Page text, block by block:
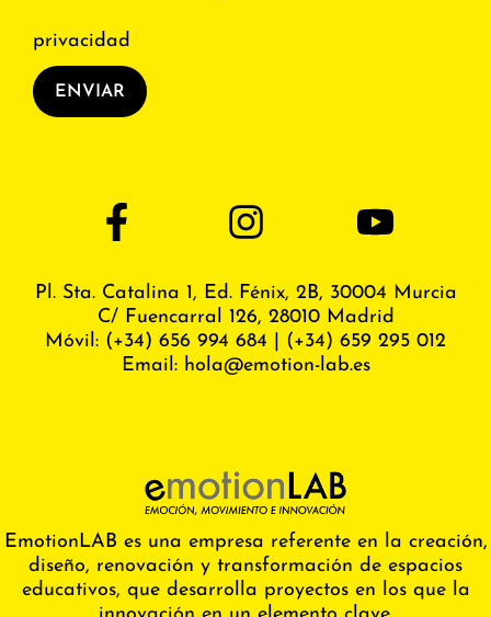
privacidad
ENVIAR
EmotionLAB es una empresa referente en la creación,
diseño, renovación y transformación de espacios
educativos, que desarrolla proyectos en los que la
Pl. Sta. Catalina 1, Ed. Fénix, 2B, 30004 Murcia
C/ Fuencarral 126, 28010 Madrid
Móvil: (+34) 656 994 684
(+34) 659 295 012
Email: hola@emotion-lab.es